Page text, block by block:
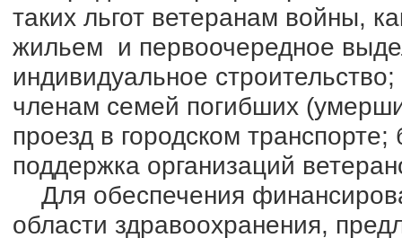
таких льгот ветеранам войны,
жильем и первоочередное
индивидуальное
членам семей погибших
проезд в городском
поддержка организаций
Для обеспечения
области здравоохранения,